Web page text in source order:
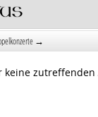
→
keine